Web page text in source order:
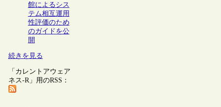
館によるシス
テム相互運用
性評価のため
のガイドを公
開
続きを見る
「カレントアウェア
ネス-R」用のRSS：